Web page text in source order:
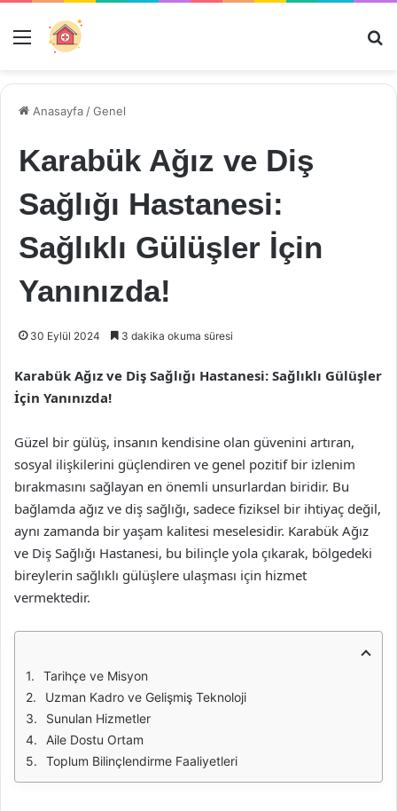
Menü
Anasayfa /Genel
Karabük Ağız ve Diş
Sağlığı Hastanesi:
Sağlıklı Gülüşler İçin
Yanınızda!
30 Eylül 2024 3 dakika okuma süresi
Karabük Ağız ve Diş Sağlığı Hastanesi: Sağlıklı Gülüşler
İçin Yanınızda!
Güzel bir gülüş, insanın kendisine olan güvenini artıran,
sosyal ilişkilerini güçlendiren ve genel pozitif bir izlenim
bırakmasını sağlayan en önemli unsurlardan biridir. Bu
bağlamda ağız ve diş sağlığı, sadece fiziksel bir ihtiyaç değil,
aynı zamanda bir yaşam kalitesi meselesidir. Karabük Ağız
ve Diş Sağlığı Hastanesi, bu bilinçle yola çıkarak, bölgedeki
bireylerin sağlıklı gülüşlere ulaşması için hizmet
vermektedir.
Tarihçe ve Misyon
Uzman Kadro ve Gelişmiş Teknoloji
Sunulan Hizmetler
Aile Dostu Ortam
Toplum Bilinçlendirme Faaliyetleri